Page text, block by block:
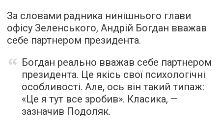
За словами радника нинішнього глави
офісу Зеленського, Андрій Богдан вважав
себе партнером президента.
Богдан реально вважав себе партнером
президента. Це якісь свої психологічні
особливості. Але, ось він такий типаж:
«Це я тут все зробив». Класика, —
зазначив Подоляк.